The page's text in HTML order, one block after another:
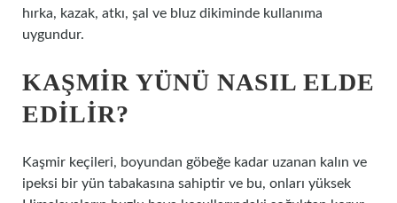
hırka, kazak, atkı, şal ve bluz dikiminde kullanıma
uygundur.
KAŞMIR YÜNÜ NASIL ELDE
EDILIR?
Kaşmir keçileri, boyundan göbeğe kadar uzanan kalın ve
ipeksi bir yün tabakasına sahiptir ve bu, onları yüksek